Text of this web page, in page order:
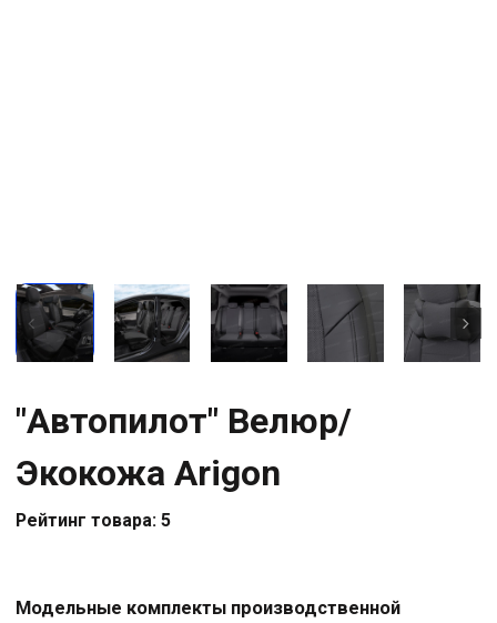
"Автопилот" Велюр/
Экокожа Arigon
Рейтинг товара: 5
Модельные комплекты производственной